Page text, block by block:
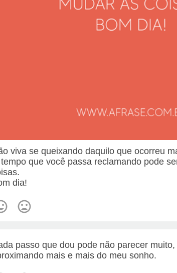
viva se queixando daquilo que ocorreu
que você passa reclamando pode
dia!
passo que dou pode não parecer
mais e mais do meu sonho.